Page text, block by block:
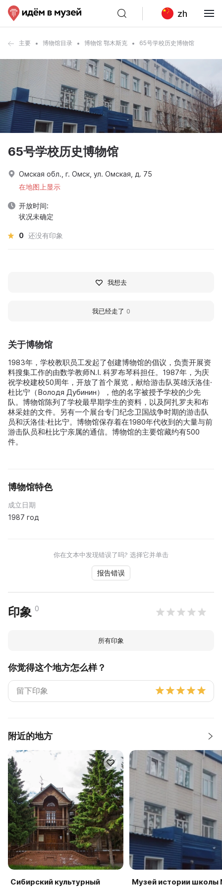
zh
主要 博物馆目录 博物馆 鄂木斯克 65号学校历史博物馆
关于博物馆
1983年，学校教职员工发起了创建博物馆的倡议，负责开展资
料搜集工作的由数学教师N.I. 科罗布琴科担任。1987年，为庆
祝学校建校50周年，开放了首个展览，献给游击队英雄沃洛佳·
杜比宁（Володя Дубинин），他的名字被授予学校的少先
队。博物馆陈列了学校最早期学生的资料，以及阿扎罗夫和布
林采娃的文件。另有一个展台专门纪念卫国战争时期的游击队
员和沃洛佳·杜比宁。博物馆保存着在1980年代收到的大量与前
游击队员和杜比宁亲属的通信。博物馆的主要馆藏约有500
件。
博物馆特色
成立日期
1987 год
你在文本中发现错误了吗? 选择它并单击
报告错误
印象 0
所有印象
你觉得这个地方怎么样？
附近的地方
Сибирский культурный
Музей истории
65号学校历史博物馆
Омская обл., г. Омск, ул. Омская, д. 75
在地图上显示
开放时间:
状况未确定
0 还没有印象
我想去
我已经走了 0